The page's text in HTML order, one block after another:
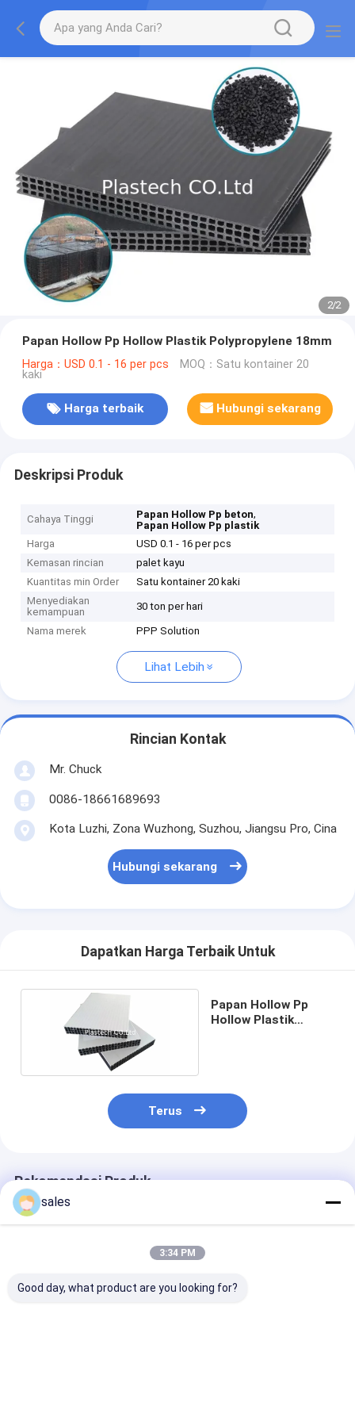
2/2
Papan Hollow Pp Hollow Plastik Polypropylene 18mm
Harga：USD 0.1 - 16 per pcs MOQ：Satu kontainer 20
kaki
Harga terbaik Hubungi sekarang
Deskripsi Produk
Cahaya Tinggi Papan Hollow Pp beton,
Papan Hollow Pp plastik
Harga
USD 0.1 - 16 per pcs
Kemasan rincian
palet kayu
Kuantitas min Order
Satu kontainer 20 kaki
Menyediakan
kemampuan
30 ton per hari
Nama merek PPP Solution
Lihat Lebih
Rincian Kontak
Mr. Chuck
0086-18661689693
Kota Luzhi, Zona Wuzhong, Suzhou, Jiangsu Pro, Cina
Hubungi sekarang
Dapatkan Harga Terbaik Untuk
Papan Hollow Pp
Hollow Plastik
Terus
Rekomendasi Produk
sales
3:34 PM
Good day, what product are you looking for?